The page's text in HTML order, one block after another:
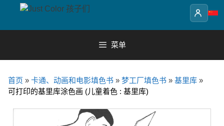
content
菜单
首页 » 卡通、动画和电影填色书 » 梦工厂填色书 » 基里库 »
可打印的基里库涂色画 (儿童着色 : 基里库)